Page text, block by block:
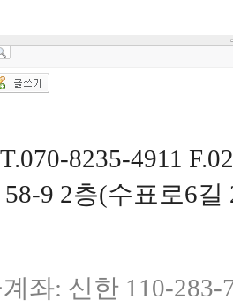
8235-4911
9 2층(수표로6
좌: 신한 110-